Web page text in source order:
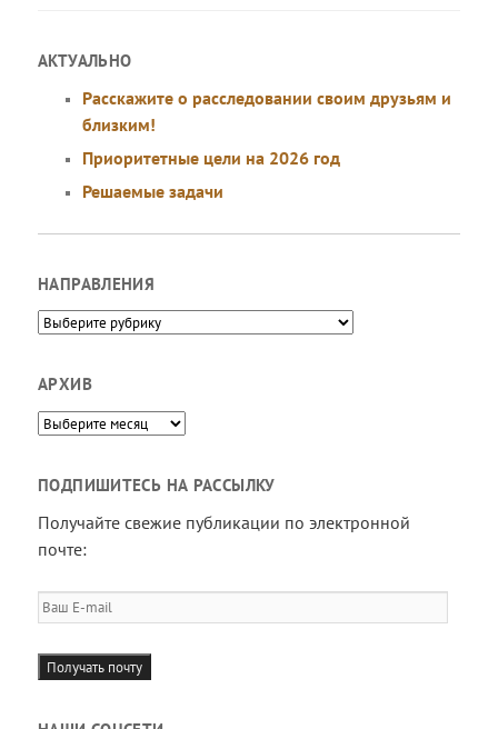
АКТУАЛЬНО
Расскажите о расследовании своим друзьям и
близким!
Приоритетные цели на 2026 год
Решаемые задачи
НАПРАВЛЕНИЯ
Направления
АРХИВ
Архив
ПОДПИШИТЕСЬ НА РАССЫЛКУ
Получайте свежие публикации по электронной
почте:
Ваш
E-
mail
Получать почту